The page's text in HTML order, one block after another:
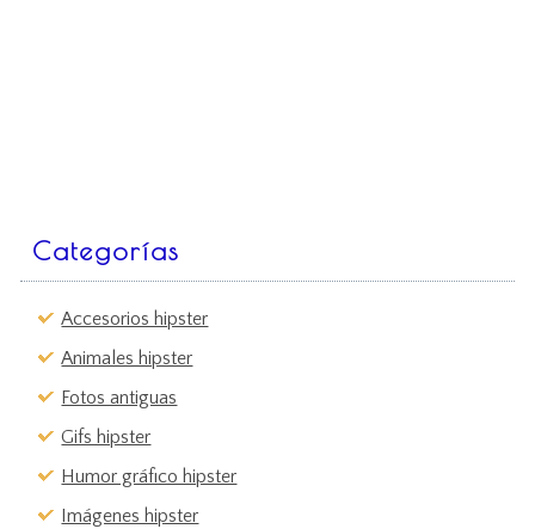
Categorías
Accesorios hipster
Animales hipster
Fotos antiguas
Gifs hipster
Humor gráfico hipster
Imágenes hipster